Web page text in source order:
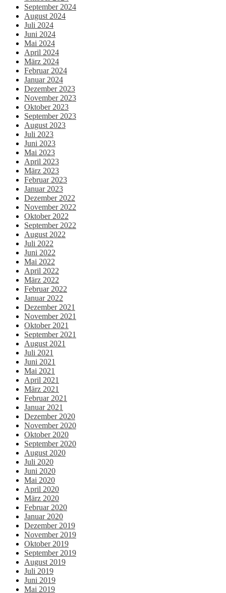
September 2024
August 2024
Juli 2024
Juni 2024
Mai 2024
April 2024
März 2024
Februar 2024
Januar 2024
Dezember 2023
November 2023
Oktober 2023
September 2023
August 2023
Juli 2023
Juni 2023
Mai 2023
April 2023
März 2023
Februar 2023
Januar 2023
Dezember 2022
November 2022
Oktober 2022
September 2022
August 2022
Juli 2022
Juni 2022
Mai 2022
April 2022
März 2022
Februar 2022
Januar 2022
Dezember 2021
November 2021
Oktober 2021
September 2021
August 2021
Juli 2021
Juni 2021
Mai 2021
April 2021
März 2021
Februar 2021
Januar 2021
Dezember 2020
November 2020
Oktober 2020
September 2020
August 2020
Juli 2020
Juni 2020
Mai 2020
April 2020
März 2020
Februar 2020
Januar 2020
Dezember 2019
November 2019
Oktober 2019
September 2019
August 2019
Juli 2019
Juni 2019
Mai 2019